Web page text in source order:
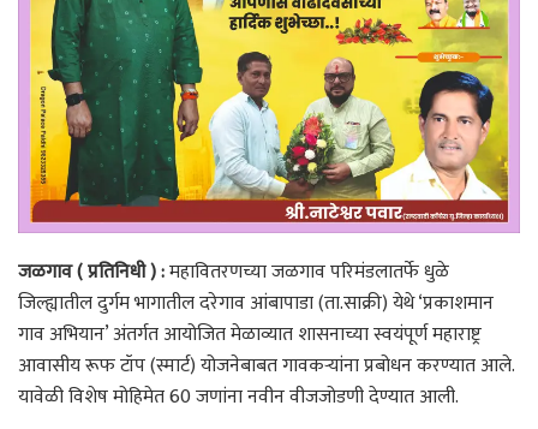
जळगाव ( प्रतिनिधी ) :महावितरणच्या जळगाव परिमंडलातर्फे धुळे
जिल्ह्यातील दुर्गम भागातील दरेगाव आंबापाडा (ता.साक्री) येथे ‘प्रकाशमान
गाव अभियान’ अंतर्गत आयोजित मेळाव्यात शासनाच्या स्वयंपूर्ण महाराष्ट्र
आवासीय रूफ टॉप (स्मार्ट) योजनेबाबत गावकऱ्यांना प्रबोधन करण्यात आले.
यावेळी विशेष मोहिमेत 60 जणांना नवीन वीजजोडणी देण्यात आली.